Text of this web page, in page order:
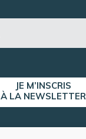
JE M’INSCRIS
À LA NEWSLETTER